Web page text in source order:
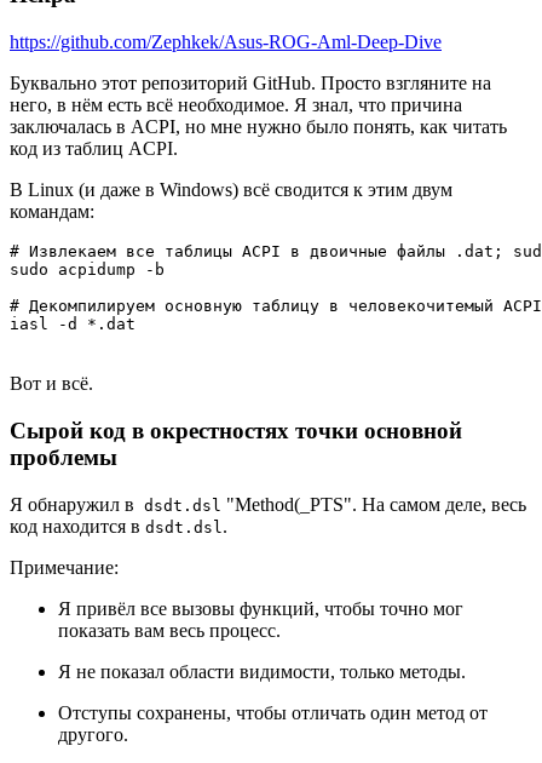
https://github.com/Zephkek/Asus-ROG-Aml-Deep-Dive
Буквально этот репозиторий GitHub. Просто взгляните на
него, в нём есть всё необходимое. Я знал, что причина
заключалась в ACPI, но мне нужно было понять, как читать
код из таблиц ACPI.
В Linux (и даже в Windows) всё сводится к этим двум
командам:
# Извлекаем все таблицы ACPI в двоичные файлы .dat;
sudo acpidump -b
# Декомпилируем основную таблицу в человекочитемый
iasl -d *.dat
Вот и всё.
Сырой код в окрестностях точки основной
проблемы
Я обнаружил в dsdt.dsl "Method(_PTS". На самом деле, весь
код находится в dsdt.dsl .
Примечание:
Я привёл все вызовы функций, чтобы точно мог
показать вам весь процесс.
Я не показал области видимости, только методы.
Отступы сохранены, чтобы отличать один метод от
другого.